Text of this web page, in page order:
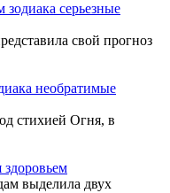
зодиака серьезные
свой прогноз
необратимые
стихией Огня, в
здоровьем
выделила двух